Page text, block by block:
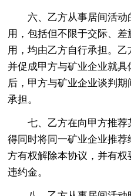
六、乙方从事居间活
用，包括但不限于交际、
用，均由乙方自行承担。乙
并促成甲方与矿业企业就
后，甲方与矿业企业谈判
承担。
七、乙方在向甲方推
得同时将同一矿业企业推
方有权解除本协议，并有
违约金。